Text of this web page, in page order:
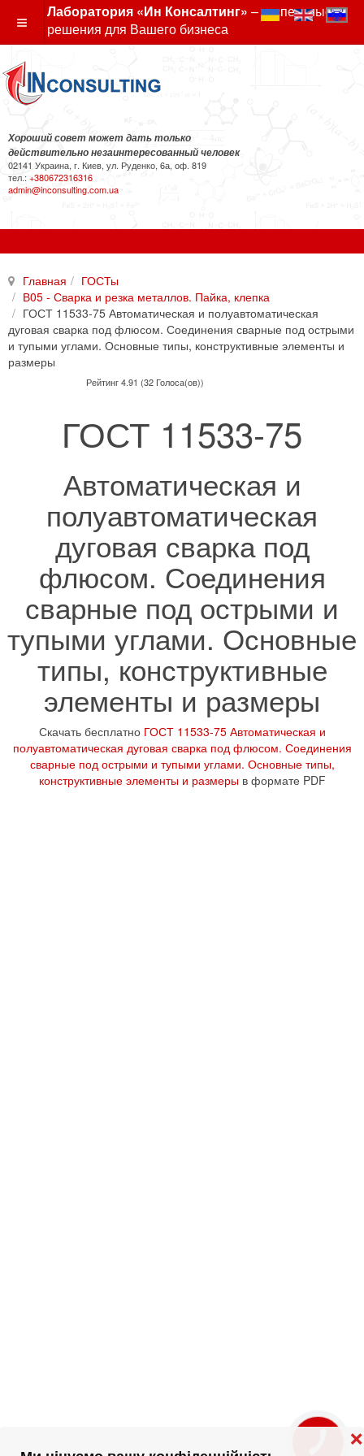
❌
Лаборатория «Ин Консалтинг» – экспертные
решения для Вашего бизнеса
Хороший совет может дать только
действительно незаинтересованный человек
02141 Украина, г. Киев, ул. Руденко, 6а, оф. 819
тел.: +380672316316
admin@inconsulting.com.ua
Главная
ГОСТы
В05 - Сварка и резка металлов. Пайка, клепка
ГОСТ 11533-75 Автоматическая и полуавтоматическая
дуговая сварка под флюсом. Соединения сварные под острыми
и тупыми углами. Основные типы, конструктивные элементы и
размеры
Рейтинг 4.91 (32 Голоса(ов))
ГОСТ 11533-75
Автоматическая и
полуавтоматическая
дуговая сварка под
флюсом. Соединения
сварные под острыми и
тупыми углами. Основные
типы, конструктивные
элементы и размеры
Скачать бесплатно ГОСТ 11533-75 Автоматическая и
полуавтоматическая дуговая сварка под флюсом. Соединения
сварные под острыми и тупыми углами. Основные типы,
конструктивные элементы и размерыв формате PDF